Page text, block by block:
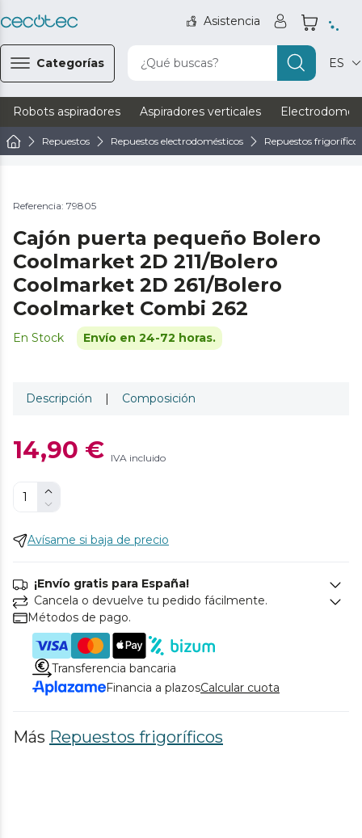
Asistencia
Categorías ¿Qué buscas? ES
Robots aspiradores Aspiradores verticales
Repuestos Repuestos electrodomésticos Repuestos frigoríficos
Referencia: 79805
Cajón puerta pequeño Bolero
Coolmarket 2D 211/Bolero
Coolmarket 2D 261/Bolero
Coolmarket Combi 262
En Stock Envío en 24-72 horas.
Descripción | Composición
14,90 € IVA incluido
Avísame si baja de precio
¡Envío gratis para España!
Cancela o devuelve tu pedido fácilmente.
Métodos de pago.
Transferencia bancaria
Financia a plazosCalcular cuota
Más Repuestos frigoríficos